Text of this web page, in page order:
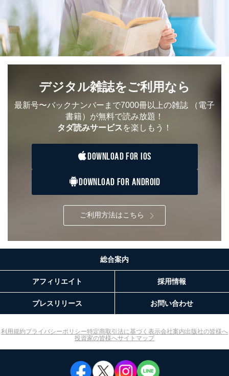
デジタル雑誌をご利用なら
最新号〜バックナンバーまで7000冊以上の雑誌 （電子
書籍）が無料で読み放題！
タダ読みサービスを楽しもう！
DOWNLOAD FOR IOS
DOWNLOAD FOR ANDROID
ご利用方法はこちら
総合案内
アフィリエイト 採用情報
プレスリリース お問い合わせ
利用規約プライバシーポリシー特定商取引法に基づく表示会社案内出版社の皆様へ
投資家の皆様へサイトマップ